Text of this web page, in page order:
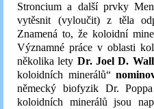
Stroncium a další prvky
vytěsnit (vyloučit) z těla
Znamená to, že koloidní
Významné práce v oblasti
několika lety Dr. Joel D.
koloidních minerálů“
německý biofyzik Dr.
koloidních minerálů jsou